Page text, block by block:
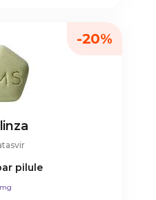
pilule
-20%